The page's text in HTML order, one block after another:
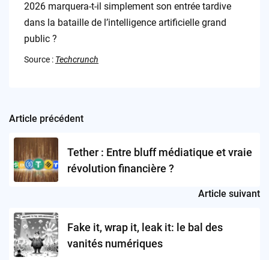
2026 marquera-t-il simplement son entrée tardive
dans la bataille de l’intelligence artificielle grand
public ?
Source : Techcrunch
Post
navigation
Article précédent
Tether : Entre bluff médiatique et vraie
révolution financière ?
Article suivant
Fake it, wrap it, leak it: le bal des
vanités numériques